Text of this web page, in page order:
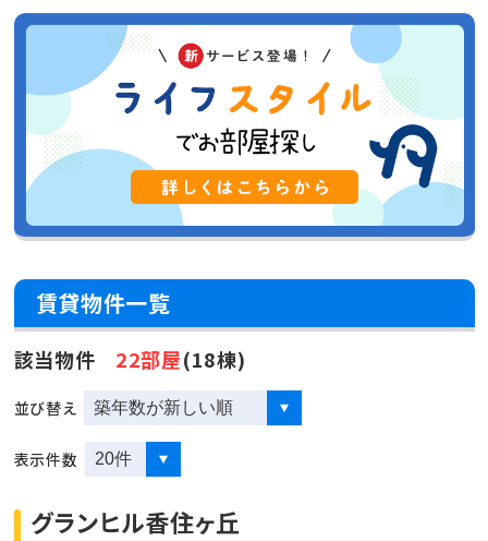
賃貸物件一覧
該当物件 22部屋(18棟)
並び替え
表示件数
グランヒル香住ヶ丘